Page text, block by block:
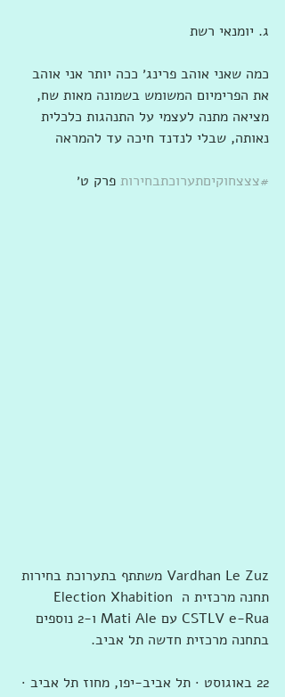
ג. יומנאי רשת
כמה שאני אוהב פרינג׳ ככה יותר אני אוהב
את הפרימיום המשומש בשמונה מאות שח,
מציאה מתנה לעצמי על התנהגות כלכלית
נאותה, שבלי לנדנד חיכה עד להמראה
#צצצחוקיםתערוכתבחירות פרק ט׳
‏‎Vardhan Le Zuz‎‏ ‏‏משתתף ב‏תערוכת בחירות
תחנה מרכזית ה Election Xhabition
CSTLV e-Rua‏ עם ‏‎Mati Ale‎‏ ו-‏‏2‏ נוספים‏
ב‏תחנה מרכזית חדשה תל אביב‏.
22 באוגוסט · ‏תל אביב-יפו‏, ‏מחוז תל אביב‏ ·